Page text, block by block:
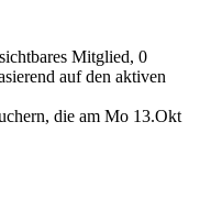
Mitglied, 0
auf den aktiven
die am Mo 13.Okt